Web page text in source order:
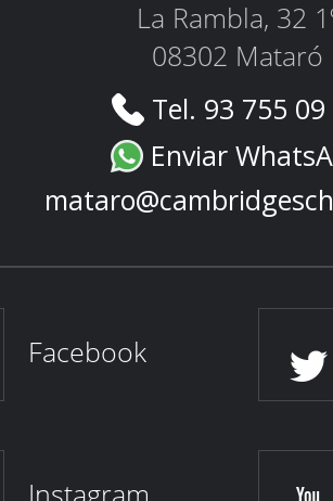
La Rambla, 32
08302 Mataró
Tel. 93 755
Enviar
Facebook